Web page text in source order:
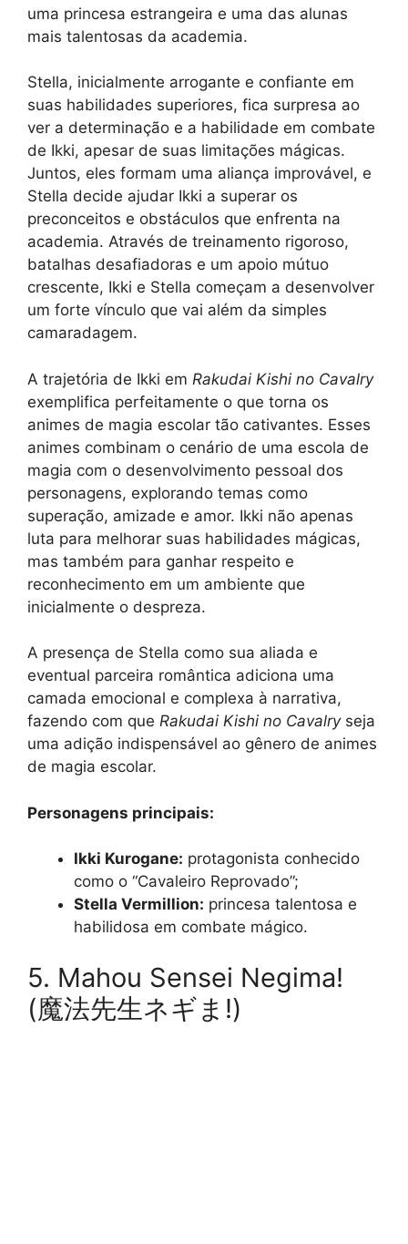
uma princesa estrangeira e uma das alunas
mais talentosas da academia.
Stella, inicialmente arrogante e confiante em
suas habilidades superiores, fica surpresa ao
ver a determinação e a habilidade em combate
de Ikki, apesar de suas limitações mágicas.
Juntos, eles formam uma aliança improvável, e
Stella decide ajudar Ikki a superar os
preconceitos e obstáculos que enfrenta na
academia. Através de treinamento rigoroso,
batalhas desafiadoras e um apoio mútuo
crescente, Ikki e Stella começam a desenvolver
um forte vínculo que vai além da simples
camaradagem.
A trajetória de Ikki em Rakudai Kishi no Cavalry
exemplifica perfeitamente o que torna os
animes de magia escolar tão cativantes. Esses
animes combinam o cenário de uma escola de
magia com o desenvolvimento pessoal dos
personagens, explorando temas como
superação, amizade e amor. Ikki não apenas
luta para melhorar suas habilidades mágicas,
mas também para ganhar respeito e
reconhecimento em um ambiente que
inicialmente o despreza.
A presença de Stella como sua aliada e
eventual parceira romântica adiciona uma
camada emocional e complexa à narrativa,
fazendo com que Rakudai Kishi no Cavalryseja
uma adição indispensável ao gênero de animes
de magia escolar.
Personagens principais:
Ikki Kurogane: protagonista conhecido
como o “Cavaleiro Reprovado”;
Stella Vermillion: princesa talentosa e
habilidosa em combate mágico.
5. Mahou Sensei Negima!
(魔法先生ネギま!)